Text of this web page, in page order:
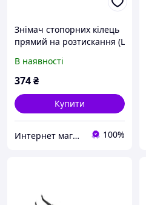
Знімач стопорних кілець
прямий на розтискання (L
Forsage F-609280SS
В наявності
374₴
Купити
Интернет магазин "3 щітки" 100%